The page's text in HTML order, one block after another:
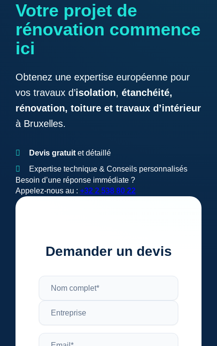
Votre projet de
rénovation commence
ici
Obtenez une expertise européenne pour
vos travaux d’isolation, étanchéité,
rénovation, toiture et travaux d’intérieur
à Bruxelles.
Devis gratuit et détaillé
Expertise technique & Conseils personnalisés
Besoin d’une réponse immédiate ?
Appelez-nous au : +32 2 538 80 22
Demander un devis